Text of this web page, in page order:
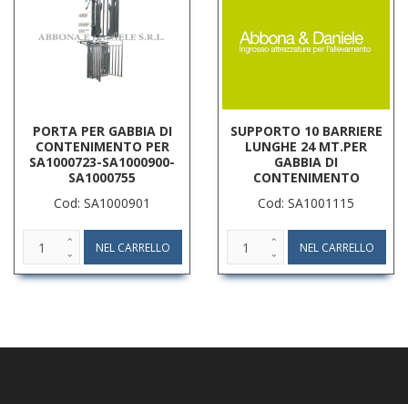
PORTA PER GABBIA DI
CONTENIMENTO PER
SA1000723-SA1000900-
SA1000755
Cod: SA1000901
SUPPORTO 10 BARRIERE
LUNGHE 24 MT.PER
GABBIA DI
CONTENIMENTO
Cod: SA1001115